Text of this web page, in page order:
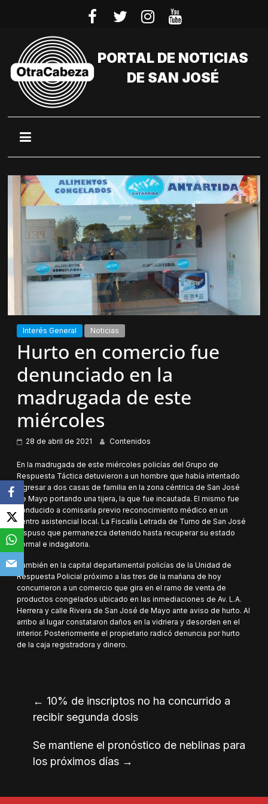
PORTAL DE NOTICIAS
DE SAN JOSÉ
Interés General Noticias
Hurto en comercio fue
denunciado en la
madrugada de este
miércoles
28 de abril de 2021 Contenidos
En la madrugada de este miércoles policías del Grupo de
Respuesta Táctica detuvieron a un hombre que había intentado
ingresar a dos casas de familia en la zona céntrica de San José
de Mayo portando una tijera, la que fue incautada. El mismo fue
conducido a comisaría previo reconocimiento médico en un
centro asistencial local. La Fiscalía Letrada de Turno de San José
dispuso que permanezca detenido hasta recuperar su estado
normal e indagatoria.
También en la capital departamental policías de la Unidad de
Respuesta Policial próximo a las tres de la mañana de hoy
concurrieron a un comercio que gira en el ramo de venta de
productos congelados ubicado en las inmediaciones de Av. L.A.
Herrera y calle Rivera de San José de Mayo ante aviso de hurto. Al
arribo al lugar constataron daños en la vidriera y desorden en el
interior. Posteriormente el propietario radicó denuncia por hurto
de la caja registradora y dinero.
← 10% de inscriptos no ha concurrido a
recibir segunda dosis
Se mantiene el pronóstico de neblinas para
los próximos días →